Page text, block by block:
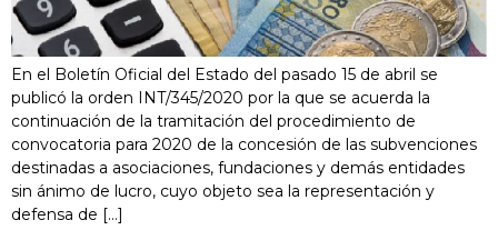
En el Boletín Oficial del Estado del pasado 15 de abril se
publicó la orden INT/345/2020 por la que se acuerda la
continuación de la tramitación del procedimiento de
convocatoria para 2020 de la concesión de las subvenciones
destinadas a asociaciones, fundaciones y demás entidades
sin ánimo de lucro, cuyo objeto sea la representación y
defensa de […]